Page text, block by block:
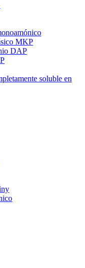
MKP
DAP
soluble en